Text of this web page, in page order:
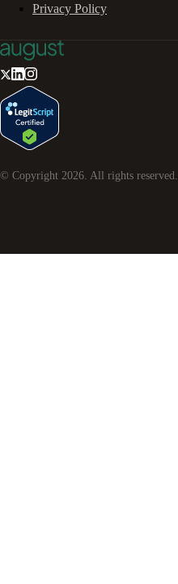
Privacy Policy
© Copyright 2026. All rights reserved.